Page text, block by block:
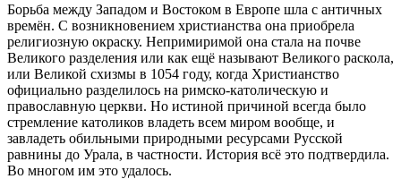
Борьба между Западом и Востоком в Европе шла с античных
времён. С возникновением христианства она приобрела
религиозную окраску. Непримиримой она стала на почве
Великого разделения или как ещё называют Великого раскола,
или Великой схизмы в 1054 году, когда Христианство
официально разделилось на римско-католическую и
православную церкви. Но истиной причиной всегда было
стремление католиков владеть всем миром вообще, и
завладеть обильными природными ресурсами Русской
равнины до Урала, в частности. История всё это подтвердила.
Во многом им это удалось.